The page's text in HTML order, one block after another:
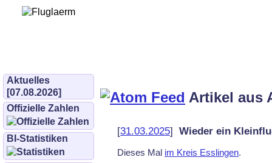
Aktuelles
[07.08.2026]
Offizielle Zahlen
BI-Statistiken
Artikel aus
[31.03.2025] Wieder ein
Dieses Mal im Kreis Ess­lin­gen.